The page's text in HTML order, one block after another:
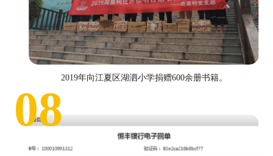
2019年向江夏区湖泗小学捐赠600余册书籍。
08